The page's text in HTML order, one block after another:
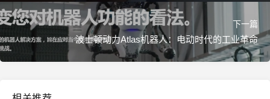
下一篇
波士顿动力Atlas机器人：电动时代的工业革命